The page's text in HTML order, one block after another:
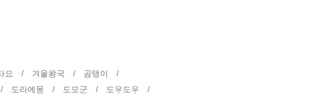
타요 / 겨울왕국 / 곰탱이 /
/ 도라에몽 / 도모군 / 도우도우 /